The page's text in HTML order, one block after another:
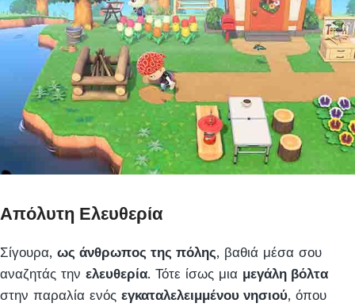
Απόλυτη Ελευθερία
Σίγουρα, ως άνθρωπος της πόλης, βαθιά μέσα σου
αναζητάς την ελευθερία. Τότε ίσως μια μεγάλη βόλτα
στην παραλία ενός εγκαταλελειμμένου νησιού, όπου